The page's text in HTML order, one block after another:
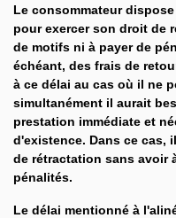
Le consommateur
pour exercer son droit de
de motifs ni à payer de
échéant, des frais de
à ce délai au cas où il ne
simultanément il aurait
prestation immédiate et
d'existence. Dans ce cas,
de rétractation sans avoir
pénalités.
Le délai mentionné à